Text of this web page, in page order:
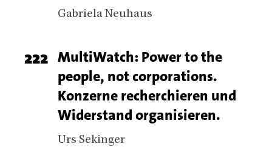
Authors
Gabriela Neuhaus
Page
number
222 Titel
MultiWatch: Power to the
people, not corporations.
Konzerne recherchieren und
Widerstand organisieren.
Authors
Urs Sekinger